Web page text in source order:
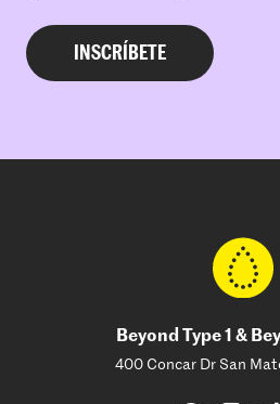
Beyond Type 1 &
400 Concar Dr San